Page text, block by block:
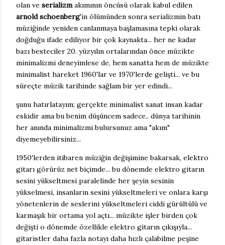
olan ve serializmakımının öncüsü olarak kabul edilen
arnold schoenberg'in ölümünden sonra serializmin batı
müziğinde yeniden canlanmaya başlamasına tepki olarak
doğduğu ifade ediliyor bir çok kaynakta... her ne kadar
bazı besteciler 20. yüzyılın ortalarından önce müzikte
minimalizmi deneyimlese de, hem sanatta hem de müzikte
minimalist hareket 1960'lar ve 1970'lerde gelişti... ve bu
süreçte müzik tarihinde sağlam bir yer edindi...
şunu hatırlatayım; gerçekte minimalist sanat insan kadar
eskidir ama bu benim düşüncem sadece.. dünya tarihinin
her anında minimalizmi bulursunuz ama "akım"
diyemeyebilirsiniz...
1950'lerden itibaren müziğin değişimine bakarsak, elektro
gitarı görürüz net biçimde... bu dönemde elektro gitarın
sesini yükseltmesi paralelinde her şeyin sesinin
yükselmesi, insanların sesini yükseltmeleri ve onlara karşı
yönetenlerin de seslerini yükseltmeleri ciddi gürültülü ve
karmaşık bir ortama yol açtı... müzikte işler birden çok
değişti o dönemde özellikle elektro gitarın çıkışıyla...
gitaristler daha fazla notayı daha hızlı çalabilme peşine